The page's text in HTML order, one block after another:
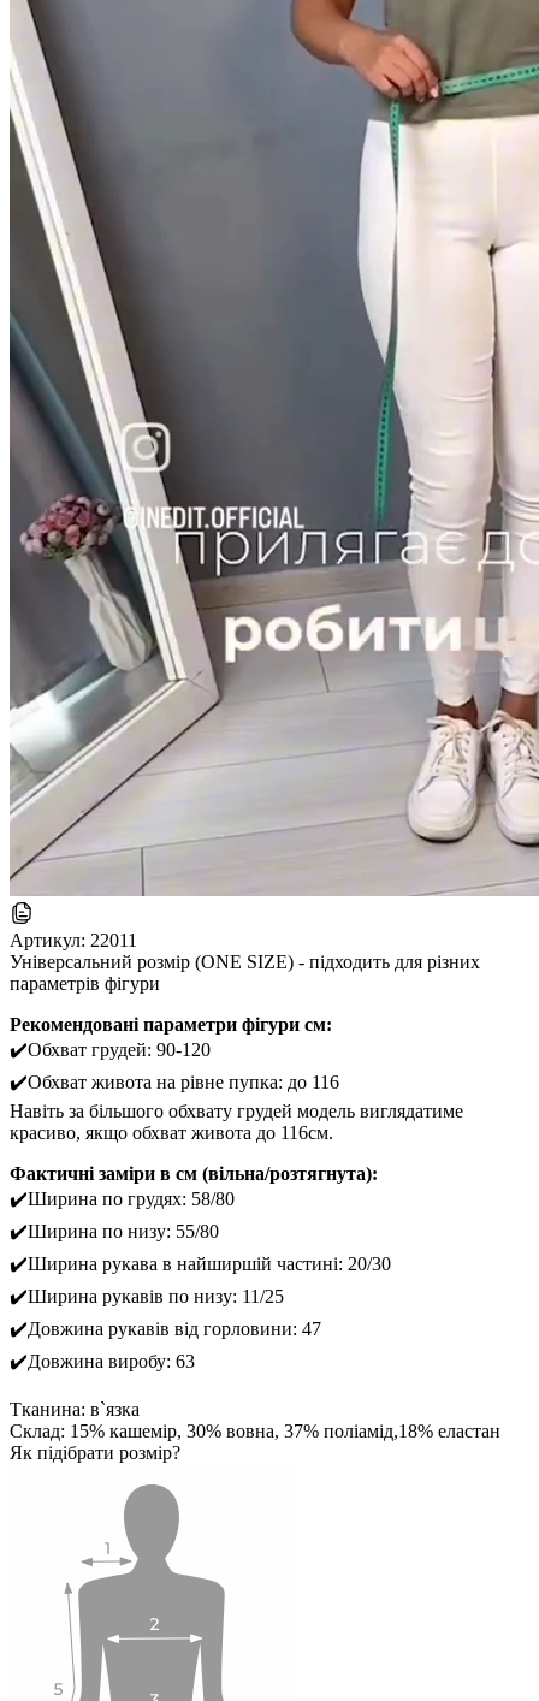
Артикул: 22011
Універсальний розмір (ONE SIZE) - підходить для різних
параметрів фігури
Рекомендовані параметри фігури см:
✔️Обхват грудей: 90-120
✔️Обхват живота на рівне пупка: до 116
Навіть за більшого обхвату грудей модель виглядатиме
красиво, якщо обхват живота до 116см.
Фактичні заміри в см (вільна/розтягнута):
✔️Ширина по грудях: 58/80
✔️Ширина по низу: 55/80
✔️Ширина рукава в найширшій частині: 20/30
✔️Ширина рукавів по низу: 11/25
✔️Довжина рукавів від горловини: 47
✔️Довжина виробу: 63
Тканина: в`язка
Склад: 15% кашемір, 30% вовна, 37% поліамід,18% еластан
Як підібрати розмір?